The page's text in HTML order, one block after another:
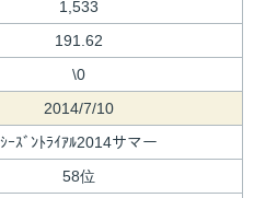
1,533
191.62
\0
2014/7/10
ｼｰｽﾞﾝﾄﾗｲｱﾙ2014サマー
58位